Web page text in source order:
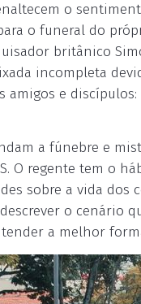
o
o funeral do
britânico
incompleta
e discípulos:
a fúnebre e
O regente tem o
sobre a vida
o cenário
a melhor